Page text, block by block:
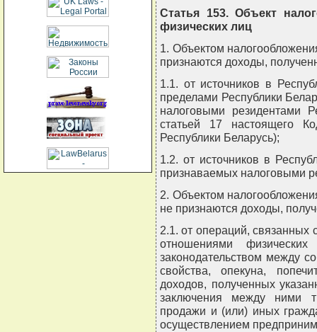
Статья 153. Объект
физических лиц
1. Объектом
признаются доходы,
1.1. от источников в
пределами Республики
налоговыми резидентами
статьей 17 настоящего
Республики Беларусь);
1.2. от источников в
признаваемых налоговыми
2. Объектом
не признаются доходы,
2.1. от операций,
отношениями
законодательством между
свойства, опекуна,
доходов, полученных
заключения между ними
продажи и (или) иных
осуществлением